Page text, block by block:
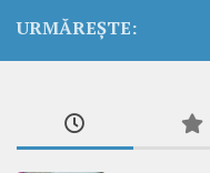
URMĂREȘTE: